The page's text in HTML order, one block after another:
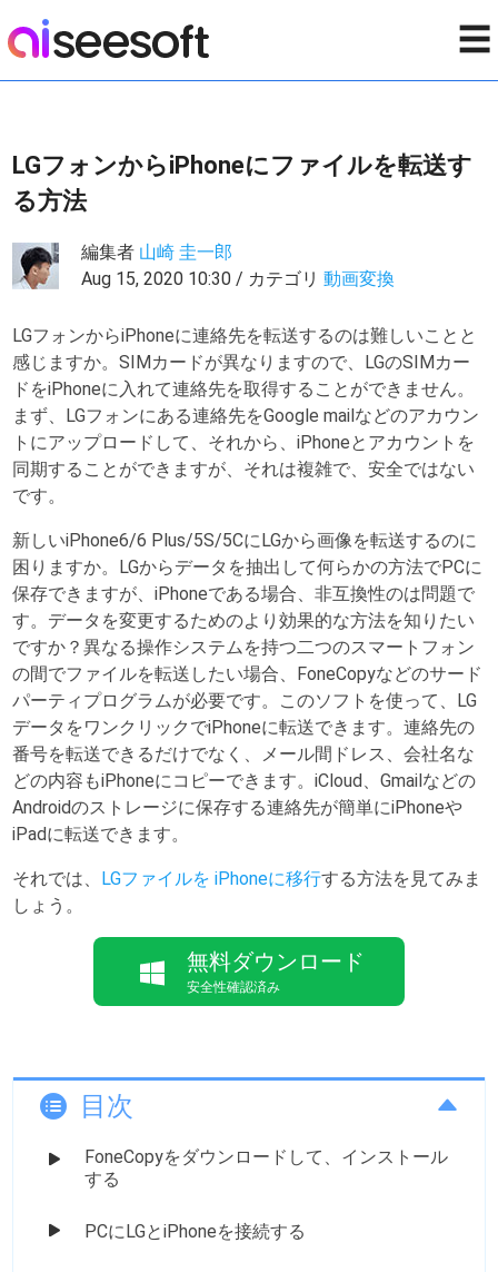
☰
LGフォンからiPhoneにファイルを転送す
る方法
編集者 山崎 圭一郎
Aug 15, 2020 10:30 / カテゴリ動画変換
LGフォンからiPhoneに連絡先を転送するのは難しいことと
感じますか。SIMカードが異なりますので、LGのSIMカー
ドをiPhoneに入れて連絡先を取得することができません。
まず、LGフォンにある連絡先をGoogle mailなどのアカウン
トにアップロードして、それから、iPhoneとアカウントを
同期することができますが、それは複雑で、安全ではない
です。
新しいiPhone6/6 Plus/5S/5CにLGから画像を転送するのに
困りますか。LGからデータを抽出して何らかの方法でPCに
保存できますが、iPhoneである場合、非互換性のは問題で
す。データを変更するためのより効果的な方法を知りたい
ですか？異なる操作システムを持つ二つのスマートフォン
の間でファイルを転送したい場合、FoneCopyなどのサード
パーティプログラムが必要です。このソフトを使って、LG
データをワンクリックでiPhoneに転送できます。連絡先の
番号を転送できるだけでなく、メール間ドレス、会社名な
どの内容もiPhoneにコピーできます。iCloud、Gmailなどの
Androidのストレージに保存する連絡先が簡単にiPhoneや
iPadに転送できます。
それでは、 LGファイルを iPhoneに移行する方法を見てみま
しょう。
無料ダウンロード
安全性確認済み
目次
FoneCopyをダウンロードして、インストール
する
PCにLGとiPhoneを接続する